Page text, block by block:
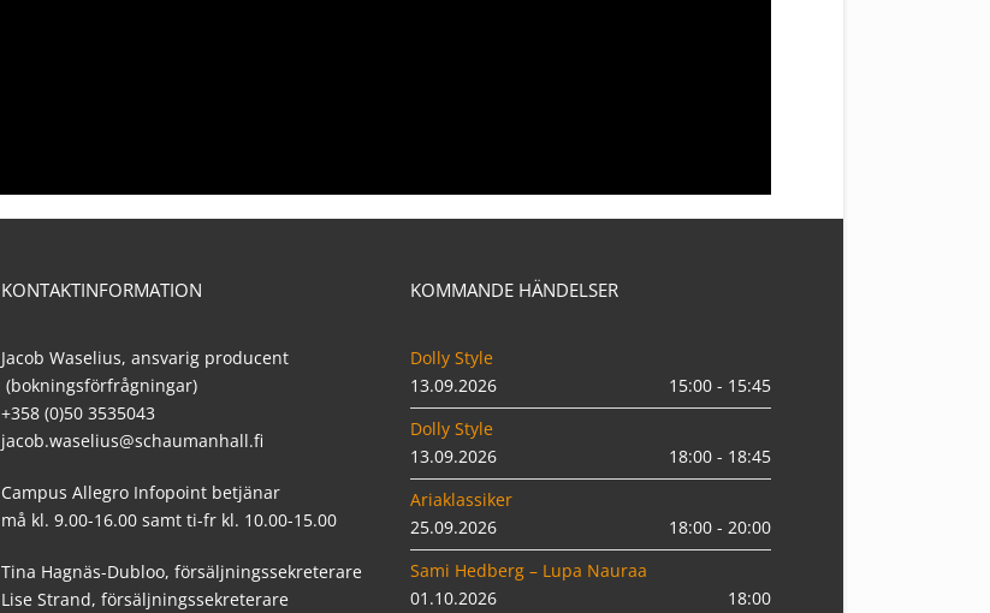
KONTAKTINFORMATION
Jacob Waselius, ansvarig producent
(bokningsförfrågningar)
+358 (0)50 3535043
jacob.waselius@schaumanhall.fi
Campus Allegro Infopoint betjänar
må kl. 9.00-16.00 samt ti-fr kl. 10.00-15.00
Tina Hagnäs-Dubloo, försäljningssekreterare
Lise Strand, försäljningssekreterare
KOMMANDE HÄNDELSER
Dolly Style
13.09.2026
15:00 - 15:45
Dolly Style
13.09.2026
18:00 - 18:45
Ariaklassiker
25.09.2026
18:00 - 20:00
Sami Hedberg – Lupa Nauraa
01.10.2026
18:00